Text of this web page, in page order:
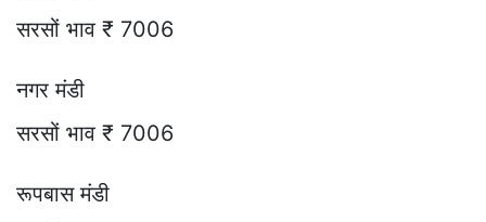
सरसों भाव ₹ 7006
नगर मंडी
सरसों भाव ₹ 7006
रूपबास मंडी